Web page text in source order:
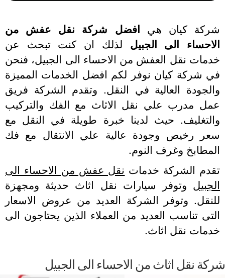
كيان هي افضل شركة نقل عفش من
الى الجبيللذلك ان كنت تبحث عن
نقل العفش من الاحساء الى الجبيل، فنحن
شركة كيان نوفر لكم افضل الخدمات المميزة
العالية في النقل. وتقدم الشركة فريق
مدرب علي نقل الاثاث مع الفك والتركيب
حيث لدينا خبرة طويلة في النقل مع
رخيص وجودة عالية علي الانتقال مع فك
وغرف النوم.
الشركة خدماتنقل عفش من الاحساء الى
وتوفر سيارات نقل اثاث حديثة ومجهزة
وتوفر الشركة العديد من عروض الاسعار
تناسب العديد من العملاء الذين يحتاجون الى
نقل اثاث.
نقل اثاث من الاحساء الى الجبيل